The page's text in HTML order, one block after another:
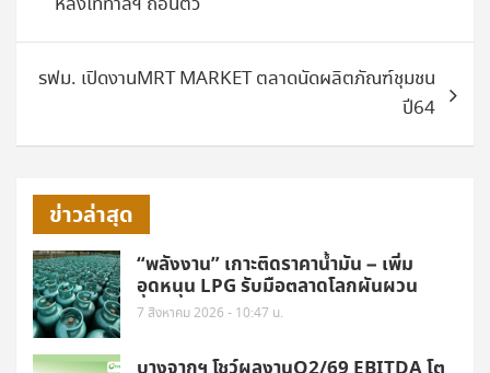
รฟม. เปิดงานMRT MARKET ตลาดนัดผลิตภัณฑ์ชุมชน
ปี64
ข่าวล่าสุด
“พลังงาน” เกาะติดราคาน้ำมัน – เพิ่ม
อุดหนุน LPG รับมือตลาดโลกผันผวน
7 สิงหาคม 2026 - 10:47 น.